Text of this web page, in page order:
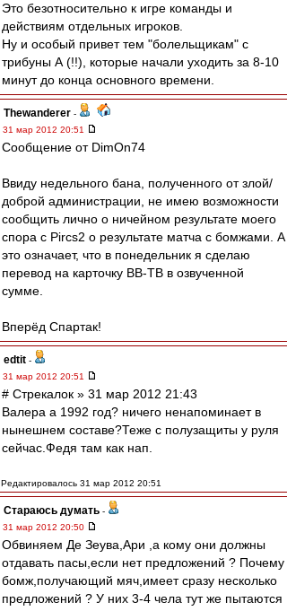
Это безотносительно к игре команды и
действиям отдельных игроков.
Ну и особый привет тем "болельщикам" с
трибуны А (!!), которые начали уходить за 8-10
минут до конца основного времени.
Thewanderer -
31 мар 2012 20:51
Сообщение от DimOn74
Ввиду недельного бана, полученного от злой/
доброй администрации, не имею возможности
сообщить лично о ничейном результате моего
спора с Pircs2 о результате матча с бомжами. А
это означает, что в понедельник я сделаю
перевод на карточку ВВ-ТВ в озвученной
сумме.
Вперёд Спартак!
edtit -
31 мар 2012 20:51
# Стрекалок » 31 мар 2012 21:43
Валера а 1992 год? ничего ненапоминает в
нынешнем составе?Теже с полузащиты у руля
сейчас.Федя там как нап.
Редактировалось 31 мар 2012 20:51
Стараюсь думать -
31 мар 2012 20:50
Обвиняем Де Зеува,Ари ,а кому они должны
отдавать пасы,если нет предложений ? Почему
бомж,получающий мяч,имеет сразу несколько
предложений ? У них 3-4 чела тут же пытаются